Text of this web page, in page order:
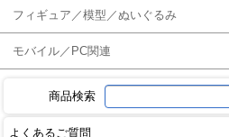
フィギュア／模型／ぬいぐるみ
モバイル／PC関連
商品検索
よくあるご質問